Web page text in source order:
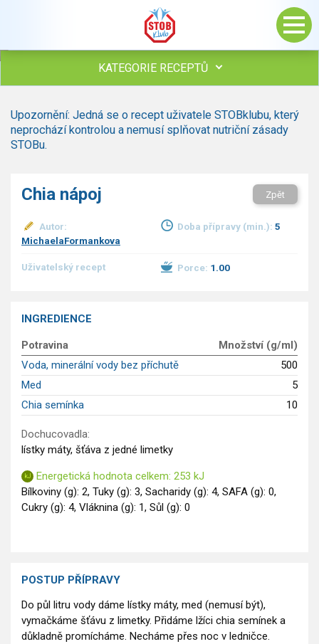
KATEGORIE RECEPTŮ
Polévky
Studená kuchyně
Bezmasé a zeleninové
Sladké pokrmy
Nápoje
GLP-1 recepty
Upozornění: Jedná se o recept uživatele STOBklubu, který
neprochází kontrolou a nemusí splňovat nutriční zásady
STOBu.
Chia nápoj Zpět
Autor:
MichaelaFormankova
Doba přípravy (min.): 5
Uživatelský recept Porce: 1.00
INGREDIENCE
Potravina
Množství (g/ml)
Voda, minerální vody bez příchutě
500
Med
5
Chia semínka
10
Dochucovadla:
lístky máty, šťáva z jedné limetky
Energetická hodnota celkem: 253 kJ
Bílkoviny (g): 2, Tuky (g): 3, Sacharidy (g): 4, SAFA (g): 0,
Cukry (g): 4, Vláknina (g): 1, Sůl (g): 0
POSTUP PŘÍPRAVY
Do půl litru vody dáme lístky máty, med (nemusí být),
vymačkáme šťávu z limetky. Přidáme lžíci chia semínek a
důkladně promícháme. Necháme přes noc v ledničce.